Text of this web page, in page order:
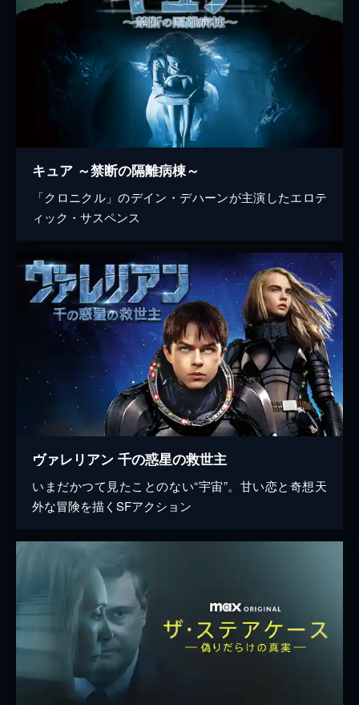
キュア ～禁断の隔離病棟～
「クロニクル」のデイン・デハーンが主演したエロテ
ィック・サスペンス
ヴァレリアン 千の惑星の救世主
いまだかつて見たことのない“宇宙”。甘い恋と奇想天
外な冒険を描くSFアクション